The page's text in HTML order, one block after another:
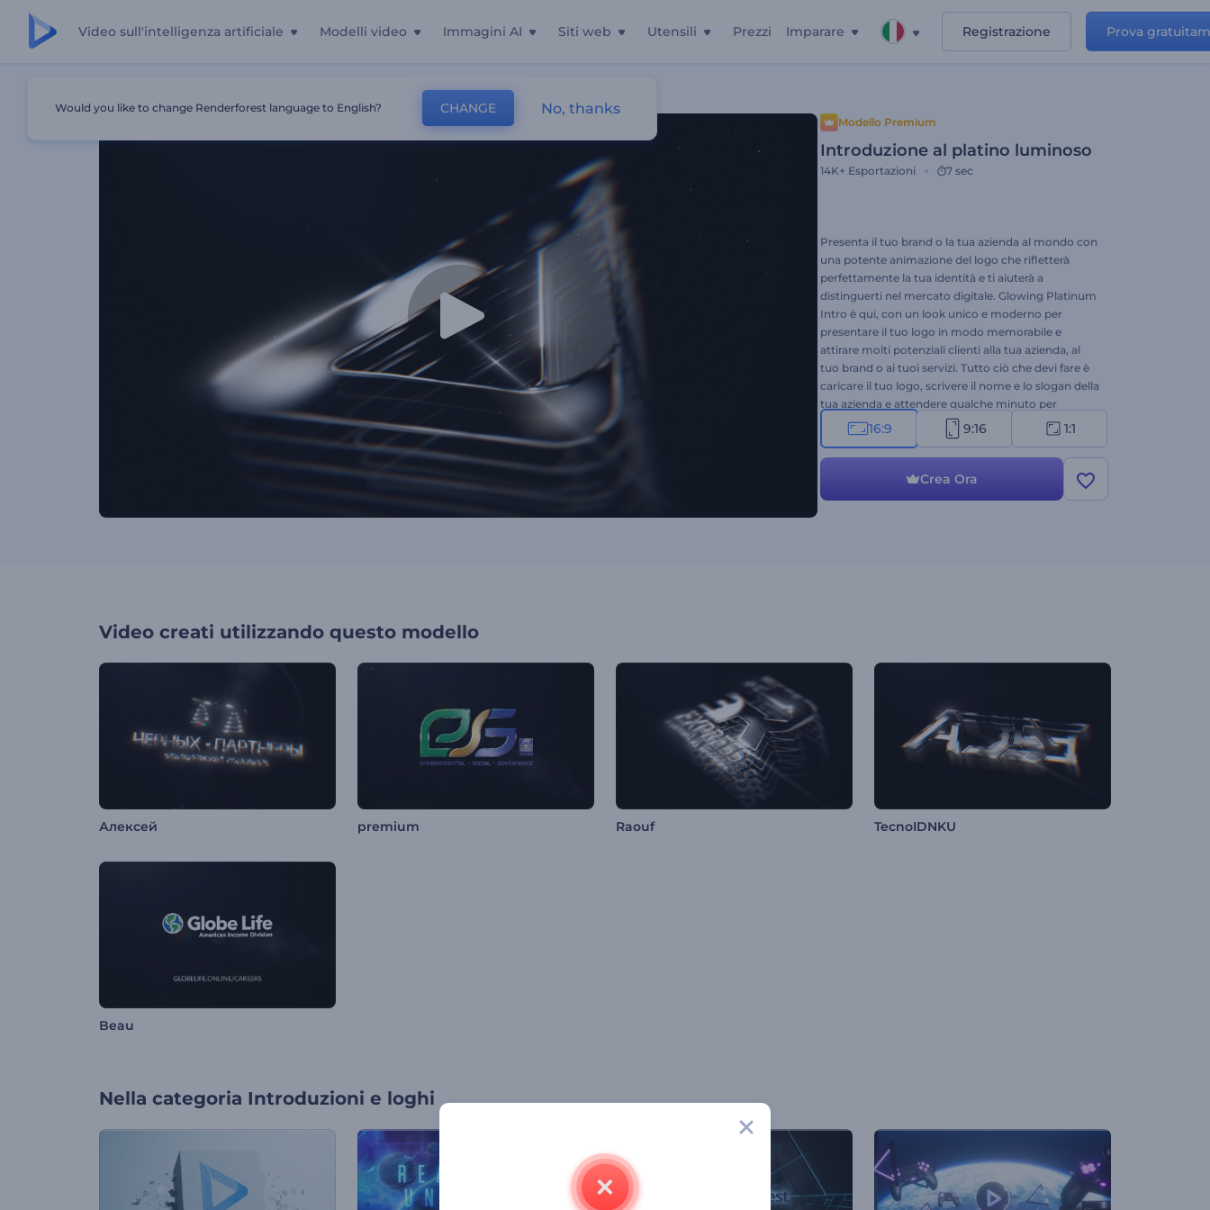
Video sull'intelligenza artificiale Modelli video Immagini AI Siti web Utensili Prezzi Imparare Registrazione Prova
Modello Premium
Introduzione al platino luminoso
14K+ Esportazioni 7 sec
Presenta il tuo brand o la tua azienda al mondo con
una potente animazione del logo che rifletterà
perfettamente la tua identità e ti aiuterà a
distinguerti nel mercato digitale. Glowing Platinum
Intro è qui, con un look unico e moderno per
presentare il tuo logo in modo memorabile e
attirare molti potenziali clienti alla tua azienda, al
tuo brand o ai tuoi servizi. Tutto ciò che devi fare è
caricare il tuo logo, scrivere il nome e lo slogan della
tua azienda e attendere qualche minuto per
ottenere un'introduzione video animata
professionale. Perfetta per promozioni di prodotti o
servizi, video aziendali, presentazioni aziendali, intro
o outro di canali, spot televisivi e molto altro.
Provala subito!
16:9 9:16 1:1
Crea Ora
Video creati utilizzando questo modello
Алексей premium Raouf TecnoIDNKU
Beau
Nella categoria Introduzioni e loghi
Would you like to change Renderforest language to English? CHANGE No, thanks